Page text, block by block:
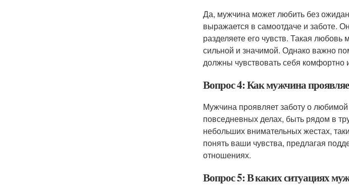
Да, мужчина может любить без
выражается в самоотдаче и заботе.
разделяете его чувств. Такая
сильной и значимой. Однако важно
должны чувствовать себя комфортно
Вопрос 4: Как мужчина
Мужчина проявляет заботу о
повседневных делах, быть рядом в
небольших внимательных жестах,
понять ваши чувства, предлагая
отношениях.
Вопрос 5: В каких ситуациях